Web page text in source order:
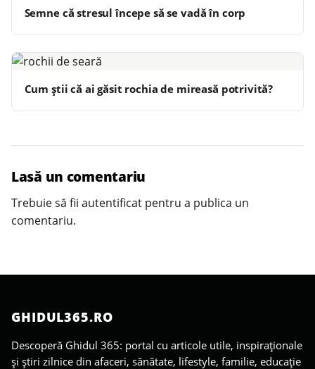
Semne că stresul începe să se vadă în corp
Cum știi că ai găsit rochia de mireasă potrivită?
Lasă un comentariu
Trebuie să fii autentificat pentru a publica un
comentariu.
GHIDUL365.RO
Descoperă Ghidul 365: portal cu articole utile, inspiraționale
și știri zilnice din afaceri, sănătate, lifestyle, familie, educație